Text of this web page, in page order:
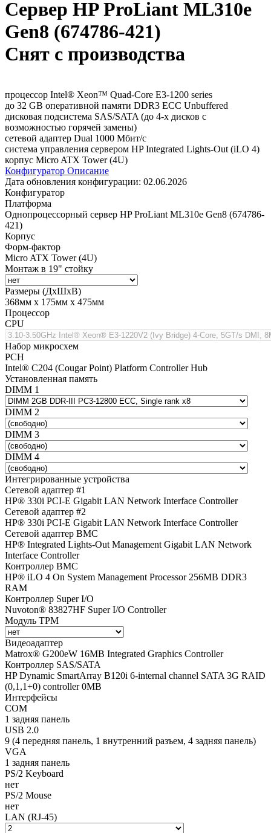
Сервер HP ProLiant ML310e
Gen8 (674786-421)
Снят с производства
процессор Intel® Xeon™ Quad-Core E3-1200 series
до 32 GB оперативной памяти DDR3 ECC Unbuffered
дисковая подсистема SAS/SATA (до 4-х дисков с
возможностью горячей замены)
сетевой адаптер Dual 1000 Мбит/с
система управления сервером HP Integrated Lights-Out (iLO 4)
корпус Micro ATX Tower (4U)
Конфигуратор Описание
Дата обновления конфигурации: 02.06.2026
Конфигуратор
Платформа
Однопроцессорный сервер HP ProLiant ML310e Gen8 (674786-
421)
Корпус
Форм-фактор
Micro ATX Tower (4U)
Монтаж в 19" стойку
Размеры (ДхШхВ)
368мм х 175мм х 475мм
Процессор
CPU
Набор микросхем
PCH
Intel® C204 (Cougar Point) Platform Controller Hub
Установленная память
DIMM 1
DIMM 2
DIMM 3
DIMM 4
Интегрированные устройства
Сетевой адаптер #1
HP® 330i PCI-E Gigabit LAN Network Interface Controller
Сетевой адаптер #2
HP® 330i PCI-E Gigabit LAN Network Interface Controller
Сетевой адаптер BMC
HP® Integrated Lights-Out Management Gigabit LAN Network
Interface Controller
Контроллер BMC
HP® iLO 4 On System Management Processor 256MB DDR3
RAM
Контроллер Super I/O
Nuvoton® 83827HF Super I/O Controller
Модуль TPM
Видеоадаптер
Matrox® G200eW 16MB Integrated Graphics Controller
Контроллер SAS/SATA
HP Dynamic SmartArray B120i 6-internal channel SATA 3G RAID
(0,1,1+0) controller 0MB
Интерфейсы
COM
1 задняя панель
USB 2.0
9 (4 передняя панель, 1 внутренний разъем, 4 задняя панель)
VGA
1 задняя панель
PS/2 Keyboard
нет
PS/2 Mouse
нет
LAN (RJ-45)